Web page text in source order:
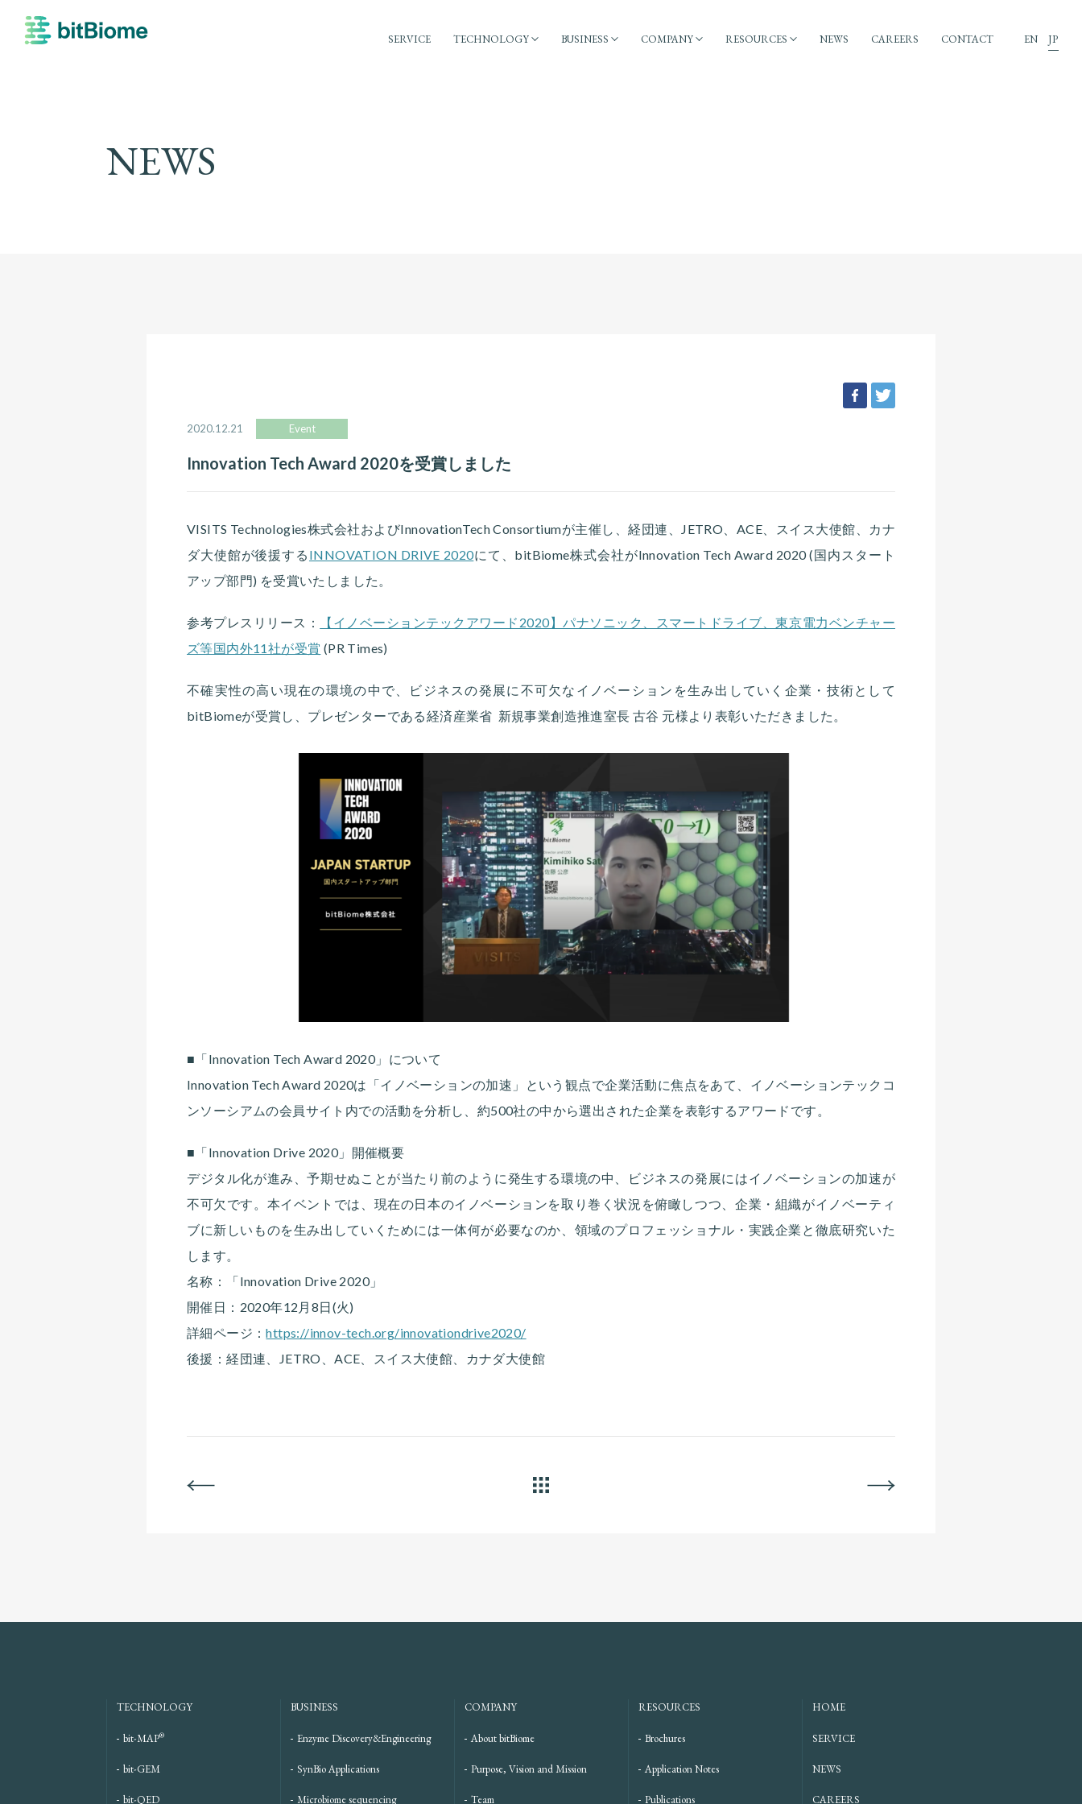
SERVICE TECHNOLOGY BUSINESS COMPANY RESOURCES NEWS CAREERS CONTACT EN JP
NEWS
facebook
2020.12.21 Event
Innovation Tech Award 2020を受賞しました
VISITS Technologies株式会社およびInnovationTech Consortiumが主催し、経団連、JETRO、ACE、スイス大使館、カナ
ダ大使館が後援する INNOVATION DRIVE 2020にて、bitBiome株式会社がInnovation Tech Award 2020 (国内スタート
アップ部門) を受賞いたしました。
参考プレスリリース：
【イノベーションテックアワード2020】パナソニック、スマートドライブ、東京電力ベンチャー
ズ等国内外11社が受賞 (PR Times)
不確実性の高い現在の環境の中で、ビジネスの発展に不可欠なイノベーションを生み出していく企業・技術として
bitBiomeが受賞し、プレゼンターである経済産業省 新規事業創造推進室⻑ 古⾕ 元様より表彰いただきました。
■「Innovation Tech Award 2020」について
Innovation Tech Award 2020は「イノベーションの加速」という観点で企業活動に焦点をあて、イノベーションテックコ
ンソーシアムの会員サイト内での活動を分析し、約500社の中から選出された企業を表彰するアワードです。
■「Innovation Drive 2020」開催概要
デジタル化が進み、予期せぬことが当たり前のように発生する環境の中、ビジネスの発展にはイノベーションの加速が
不可欠です。本イベントでは、現在の日本のイノベーションを取り巻く状況を俯瞰しつつ、企業・組織がイノベーティ
ブに新しいものを生み出していくためには一体何が必要なのか、領域のプロフェッショナル・実践企業と徹底研究いた
します。
名称：「Innovation Drive 2020」
開催日：2020年12月8日(火)
詳細ページ：https://innov-tech.org/innovationdrive2020/
後援：経団連、JETRO、ACE、スイス大使館、カナダ大使館
TECHNOLOGY
bit-MAP®
bit-GEM
bit-QED
BUSINESS
Enzyme Discovery&Engineering
SynBio Applications
Microbiome sequencing
COMPANY
About bitBiome
Purpose, Vision and Mission
Team
RESOURCES
Brochures
Application Notes
Publications
HOME
SERVICE
NEWS
CAREERS